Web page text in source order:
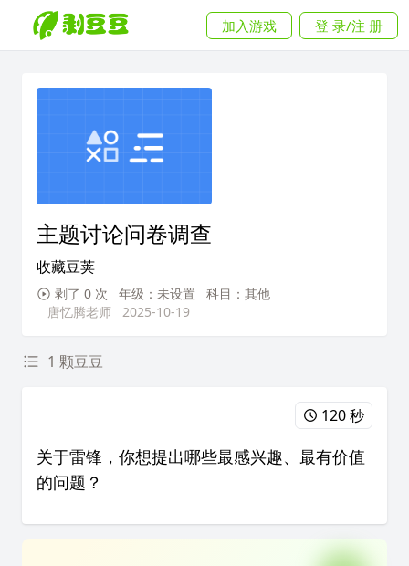
加入游戏 登 录/注 册
主题讨论问卷调查
收藏豆荚
剥了 0 次 年级：未设置
科目：其他
唐忆腾老师
2025-10-19
1 颗豆豆
120 秒
关于雷锋，你想提出哪些最感兴趣、最有价值
的问题？